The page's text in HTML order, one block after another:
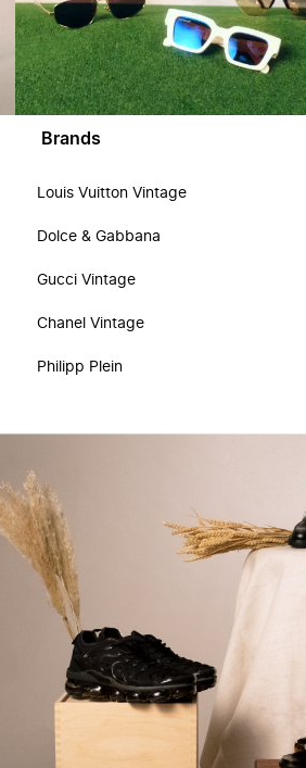
Brands
Louis Vuitton Vintage
Dolce & Gabbana
Gucci Vintage
Chanel Vintage
Philipp Plein